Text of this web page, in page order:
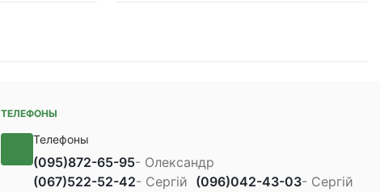
ТЕЛЕФОНЫ
Телефоны
(095)872-65-95- Олександр
(067)522-52-42- Сергій (096)042-43-03- Сергій